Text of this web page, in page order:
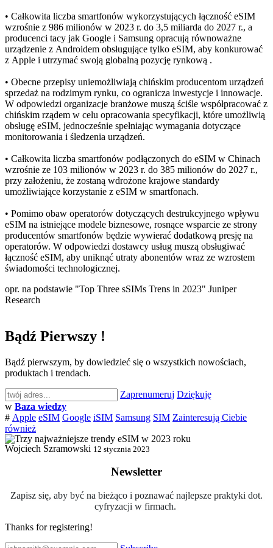
• Całkowita liczba smartfonów wykorzystujących łączność eSIM
wzrośnie z 986 milionów w 2023 r. do 3,5 miliarda do 2027 r., a
producenci tacy jak Google i Samsung opracują równoważne
urządzenie z Androidem obsługujące tylko eSIM, aby konkurować
z Apple i utrzymać swoją globalną pozycję rynkową .
• Obecne przepisy uniemożliwiają chińskim producentom urządzeń
sprzedaż na rodzimym rynku, co ogranicza inwestycje i innowacje.
W odpowiedzi organizacje branżowe muszą ściśle współpracować z
chińskim rządem w celu opracowania specyfikacji, które umożliwią
obsługę eSIM, jednocześnie spełniając wymagania dotyczące
monitorowania i śledzenia urządzeń.
• Całkowita liczba smartfonów podłączonych do eSIM w Chinach
wzrośnie ze 103 milionów w 2023 r. do 385 milionów do 2027 r.,
przy założeniu, że zostaną wdrożone krajowe standardy
umożliwiające korzystanie z eSIM w smartfonach.
• Pomimo obaw operatorów dotyczących destrukcyjnego wpływu
eSIM na istniejące modele biznesowe, rosnące wsparcie ze strony
producentów smartfonów będzie wywierać dodatkową presję na
operatorów. W odpowiedzi dostawcy usług muszą obsługiwać
łączność eSIM, aby uniknąć utraty abonentów wraz ze wzrostem
świadomości technologicznej.
opr. na podstawie "Top Three sSIMs Trens in 2023" Juniper
Research
Bądź Pierwszy !
Bądź pierwszym, by dowiedzieć się o wszystkich nowościach,
produktach i trendach.
Zaprenumeruj Dziękuję
w Baza wiedzy
# Apple eSIM Google iSIM Samsung SIM Zainteresują Ciebie
również
Wojciech Szramowski 12 stycznia 2023
Newsletter
Zapisz się, aby być na bieżąco i poznawać najlepsze praktyki dot.
cyfryzacji w firmach.
Thanks for registering!